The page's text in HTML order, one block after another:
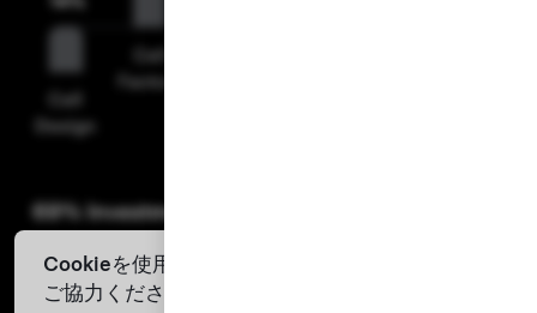
Cookieを使用してウェブサイトの改善に向けて
ご協力ください